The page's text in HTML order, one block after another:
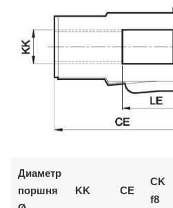
Диаметр
поршня
KK CE
CK
f8